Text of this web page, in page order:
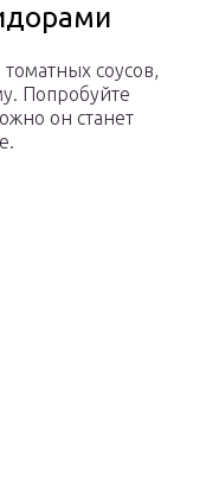
соусов,
Попробуйте
он станет